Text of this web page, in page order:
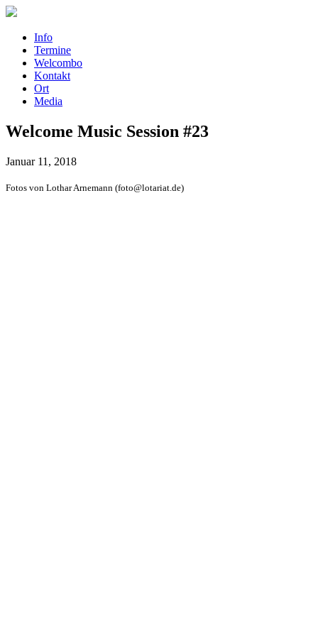
Info
Termine
Welcombo
Kontakt
Ort
Media
Welcome Music Session #23
Januar 11, 2018
Fotos von Lothar Arnemann (foto@lotariat.de)